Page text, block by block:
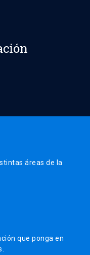
áreas de la
que ponga en